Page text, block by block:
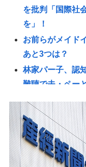
を批判「国際社
を」！
お前らがメイド
あと3つは？
林家パー子、認
難聴で夫・ペー
海外旅行したこ
一番うまい葉っ
「戦争は止めら
校生平和誓う
【悲報】大阪の